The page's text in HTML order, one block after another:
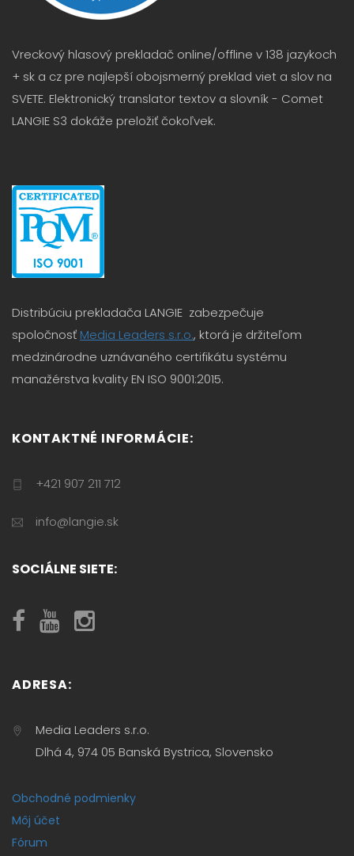
Vreckový hlasový prekladač online/offline v 138 jazykoch
+ sk a cz pre najlepší obojsmerný preklad viet a slov na
SVETE. Elektronický translator textov a slovník - Comet
LANGIE S3 dokáže preložiť čokoľvek.
Distribúciu prekladača LANGIE zabezpečuje
spoločnosť Media Leaders s.r.o., ktorá je držiteľom
medzinárodne uznávaného certifikátu systému
manažérstva kvality EN ISO 9001:2015.
KONTAKTNÉ INFORMÁCIE:
+421 907 211 712
info@langie.sk
SOCIÁLNE SIETE:
ADRESA:
Media Leaders s.r.o.
Dlhá 4, 974 05 Banská Bystrica, Slovensko
Obchodné podmienky
Môj účet
Fórum